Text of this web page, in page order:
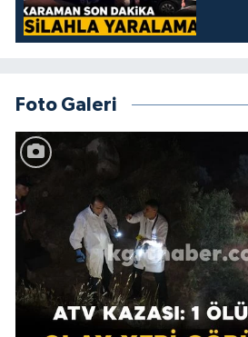
Foto Galeri